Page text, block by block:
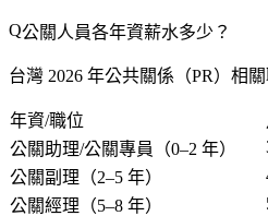
公關人員各年資薪水多少？
台灣 2026 年公共關係（PR）相
年資/職位
公關助理/公關專員（0–2 年）
公關副理（2–5 年）
公關經理（5–8 年）